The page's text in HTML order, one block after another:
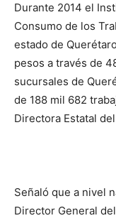
Durante 2014 el
Consumo de los
estado de
pesos a través de
sucursales de
de 188 mil 682
Directora Estatal
Señaló que a nivel
Director General